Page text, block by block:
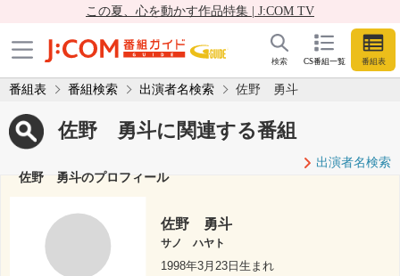
この夏、心を動かす作品特集 | J:COM TV
CS番組一覧 番組表
検索
番組表 番組検索 出演者名検索 佐野 勇斗
佐野 勇斗に関連する番組
出演者名検索
佐野 勇斗のプロフィール
佐野 勇斗
サノ ハヤト
1998年3月23日生まれ